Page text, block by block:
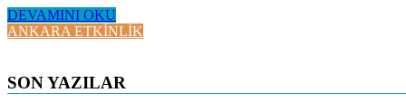
DEVAMINI OKU
ANKARA ETKİNLİK
SON YAZILAR